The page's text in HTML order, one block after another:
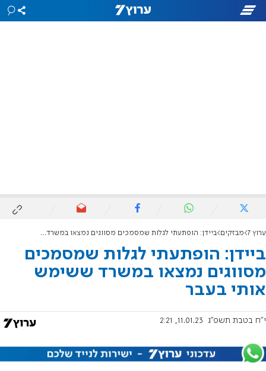
ערוץ 7 מבזקים ביידן: הופתעתי לגלות שמסמכים מסווגים נמצאו במשרד ששימש אותי בעבר
ביידן: הופתעתי לגלות שמסמכים
מסווגים נמצאו במשרד ששימש
אותי בעבר
י"ח בטבת תשפ"ג 11.01.23, 2:21